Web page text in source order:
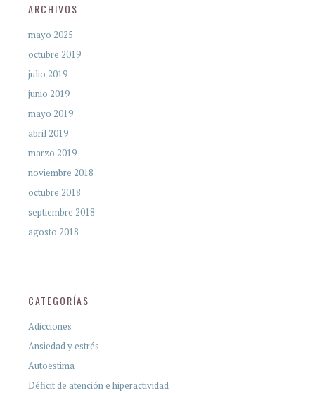
ARCHIVOS
mayo 2025
octubre 2019
julio 2019
junio 2019
mayo 2019
abril 2019
marzo 2019
noviembre 2018
octubre 2018
septiembre 2018
agosto 2018
CATEGORÍAS
Adicciones
Ansiedad y estrés
Autoestima
Déficit de atención e hiperactividad